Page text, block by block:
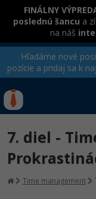
FINÁLNY
poslednú šancu a
na náš
Hľadáme nové
pozície a pridaj sa k
hradené
Kurzy
Prihlásiť sa
7. diel -
Time management